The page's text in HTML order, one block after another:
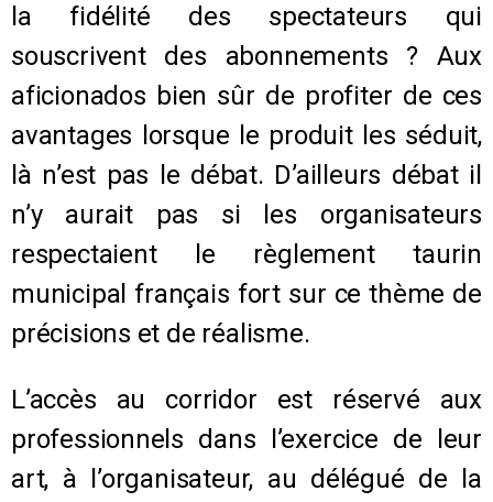
la fidélité des spectateurs qui
souscrivent des abonnements ? Aux
aficionados bien sûr de profiter de ces
avantages lorsque le produit les séduit,
là n’est pas le débat. D’ailleurs débat il
n’y aurait pas si les organisateurs
respectaient le règlement taurin
municipal français fort sur ce thème de
précisions et de réalisme.
L’accès au corridor est réservé aux
professionnels dans l’exercice de leur
art, à l’organisateur, au délégué de la